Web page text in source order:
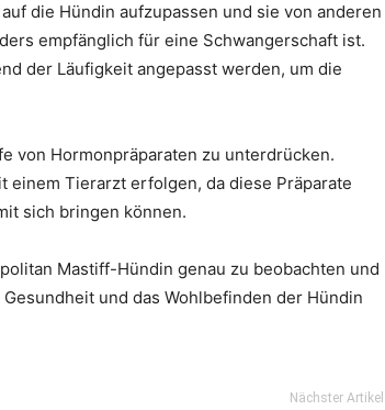
Hundeernährung,
Training
die Hündin aufzupassen und sie von anderen
empfänglich für eine Schwangerschaft ist.
der Läufigkeit angepasst werden, um die
von Hormonpräparaten zu unterdrücken.
einem Tierarzt erfolgen, da diese Präparate
sich bringen können.
Mastiff-Hündin genau zu beobachten und
und das Wohlbefinden der Hündin
Nächster Artikel